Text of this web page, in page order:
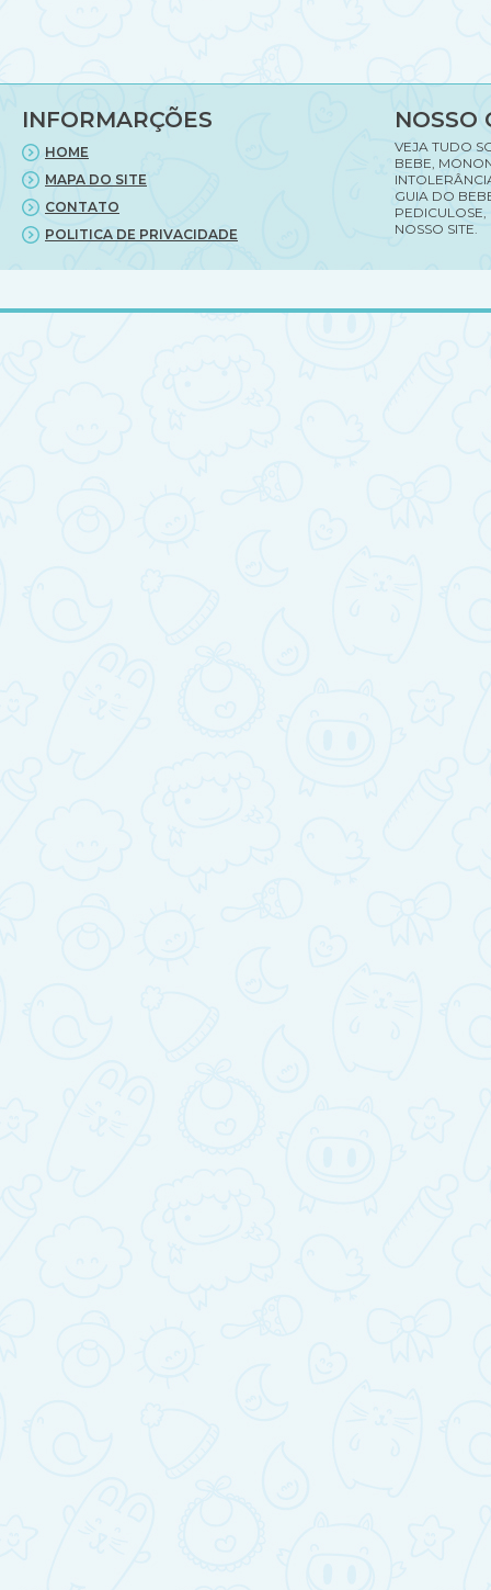
prevenção
INFORMARÇÕES
HOME
MAPA DO SITE
CONTATO
POLITICA DE PRIVACIDADE
NOSSO
VEJA TUDO
BEBE,
GUIA DO
PEDICULOSE,
NOSSO SITE.